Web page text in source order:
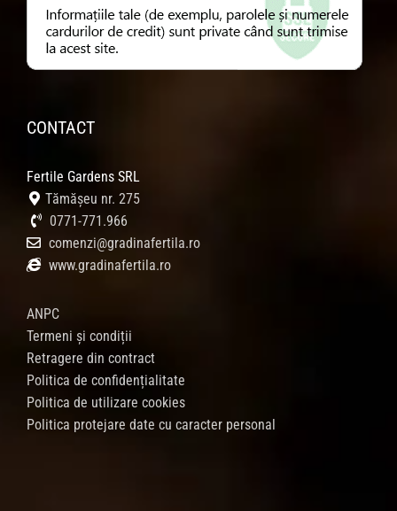
CONTACT
Fertile Gardens SRL
Tămășeu nr. 275
0771-771.966
comenzi@gradinafertila.ro
www.gradinafertila.ro
ANPC
Termeni și condiții
Retragere din contract
Politica de confidențialitate
Politica de utilizare cookies
Politica protejare date cu caracter personal